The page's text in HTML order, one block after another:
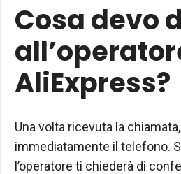
Cosa devo
AliExpress?
Una volta ricevuta la
immediatamente il telefono.
l’operatore ti chiederà di